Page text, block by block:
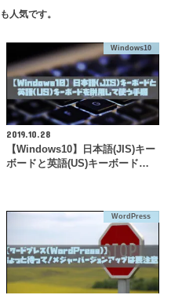
人気です。
Windows10
2019.10.28
【Windows10】日本語(JIS)キー
ボードと英語(US)キーボード…
WordPress